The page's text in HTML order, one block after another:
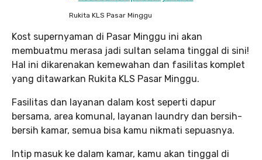
Rukita KLS Pasar Minggu
Kost supernyaman di Pasar Minggu ini akan
membuatmu merasa jadi sultan selama tinggal di sini!
Hal ini dikarenakan kemewahan dan fasilitas komplet
yang ditawarkan Rukita KLS Pasar Minggu.
Fasilitas dan layanan dalam kost seperti dapur
bersama, area komunal, layanan laundry dan bersih-
bersih kamar, semua bisa kamu nikmati sepuasnya.
Intip masuk ke dalam kamar, kamu akan tinggal di